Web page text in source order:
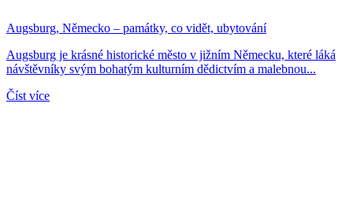
Augsburg, Německo – památky, co vidět, ubytování
Augsburg je krásné historické město v jižním Německu, které láká
návštěvníky svým bohatým kulturním dědictvím a malebnou...
Číst více